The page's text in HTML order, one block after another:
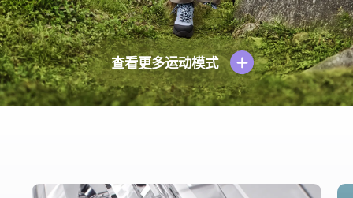
查看更多运动模式